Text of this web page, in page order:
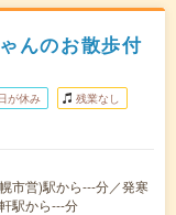
んのお散歩付
が休み 残業なし
市営)駅から---分／発寒
駅から---分